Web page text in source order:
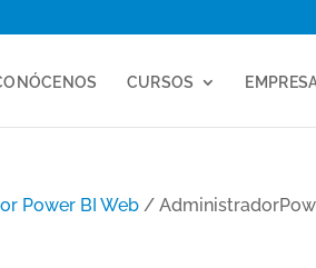
CURSOS
Power BI Web /